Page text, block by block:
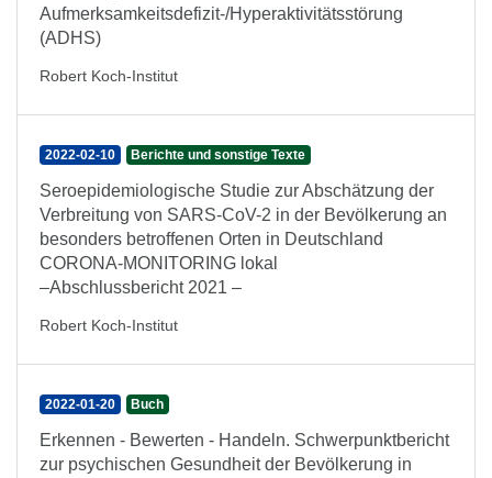
Aufmerksamkeitsdefizit-/Hyperaktivitätsstörung
(ADHS)
Robert Koch-Institut
2022-02-10 Berichte und sonstige Texte
Seroepidemiologische Studie zur Abschätzung der
Verbreitung von SARS-CoV-2 in der Bevölkerung an
besonders betroffenen Orten in Deutschland
CORONA-MONITORING lokal
–Abschlussbericht 2021 –
Robert Koch-Institut
2022-01-20 Buch
Erkennen - Bewerten - Handeln. Schwerpunktbericht
zur psychischen Gesundheit der Bevölkerung in